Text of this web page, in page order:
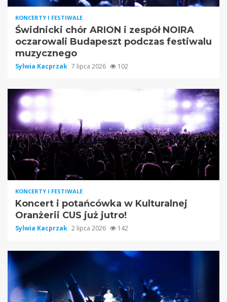
KONCERTY I FESTIWALE
Świdnicki chór ARION i zespół NOIRA
oczarowali Budapeszt podczas festiwalu
muzycznego
Sylwia Kacprzak 7 lipca 2026 102
KONCERTY I FESTIWALE
Koncert i potańcówka w Kulturalnej
Oranżerii CUS już jutro!
Sylwia Kacprzak 2 lipca 2026 142